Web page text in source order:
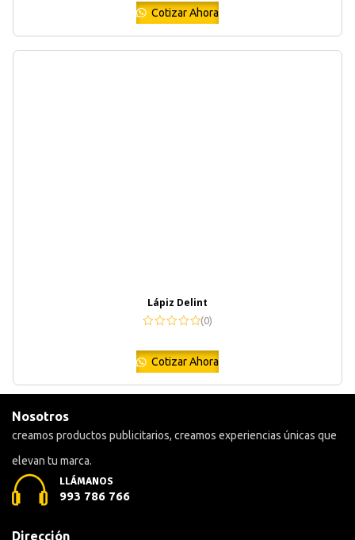
Cotizar Ahora
Lápiz Delint
(0)
Cotizar Ahora
Nosotros
creamos productos publicitarios, creamos experiencias únicas que
elevan tu marca.
LLÁMANOS
993 786 766
Dirección